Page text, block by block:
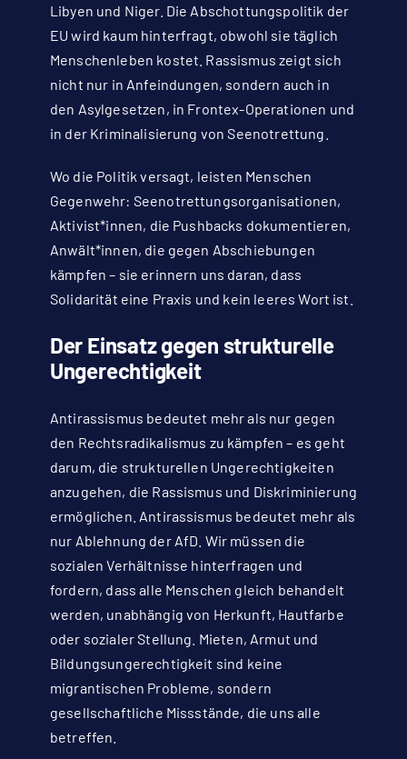
Libyen und Niger. Die Abschottungspolitik der
EU wird kaum hinterfragt, obwohl sie täglich
Menschenleben kostet. Rassismus zeigt sich
nicht nur in Anfeindungen, sondern auch in
den Asylgesetzen, in Frontex-Operationen und
in der Kriminalisierung von Seenotrettung.
Wo die Politik versagt, leisten Menschen
Gegenwehr: Seenotrettungsorganisationen,
Aktivist*innen, die Pushbacks dokumentieren,
Anwält*innen, die gegen Abschiebungen
kämpfen – sie erinnern uns daran, dass
Solidarität eine Praxis und kein leeres Wort ist.
Der Einsatz gegen strukturelle
Ungerechtigkeit
Antirassismus bedeutet mehr als nur gegen
den Rechtsradikalismus zu kämpfen – es geht
darum, die strukturellen Ungerechtigkeiten
anzugehen, die Rassismus und Diskriminierung
ermöglichen. Antirassismus bedeutet mehr als
nur Ablehnung der AfD. Wir müssen die
sozialen Verhältnisse hinterfragen und
fordern, dass alle Menschen gleich behandelt
werden, unabhängig von Herkunft, Hautfarbe
oder sozialer Stellung. Mieten, Armut und
Bildungsungerechtigkeit sind keine
migrantischen Probleme, sondern
gesellschaftliche Missstände, die uns alle
betreffen.